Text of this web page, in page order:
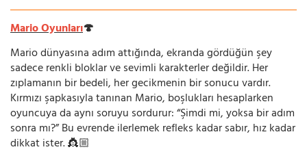
Mario Oyunları🍄
Mario dünyasına adım attığında, ekranda gördüğün şey
sadece renkli bloklar ve sevimli karakterler değildir. Her
zıplamanın bir bedeli, her gecikmenin bir sonucu vardır.
Kırmızı şapkasıyla tanınan Mario, boşlukları hesaplarken
oyuncuya da aynı soruyu sordurur: “Şimdi mi, yoksa bir adım
sonra mı?” Bu evrende ilerlemek refleks kadar sabır, hız kadar
dikkat ister. 👸🏼